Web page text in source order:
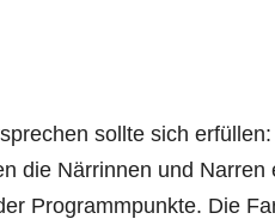
sollte sich
die Närrinnen und Narren
Programmpunkte. Die